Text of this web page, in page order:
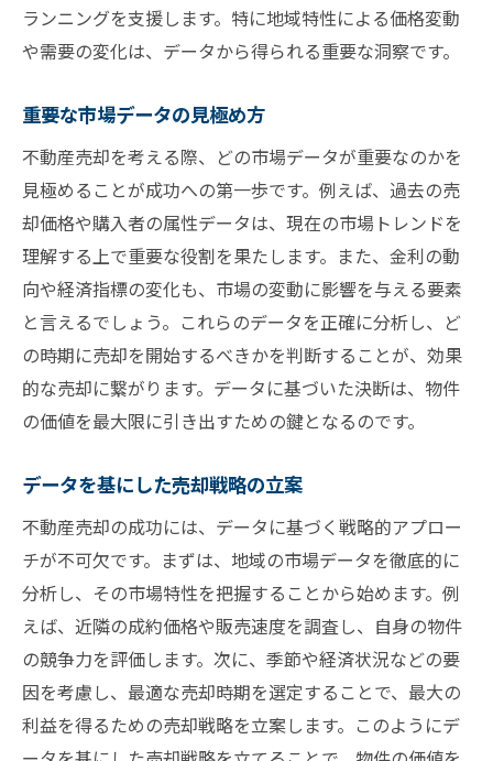
ランニングを支援します。特に地域特性による価格変動
や需要の変化は、データから得られる重要な洞察です。
重要な市場データの見極め方
不動産売却を考える際、どの市場データが重要なのかを
見極めることが成功への第一歩です。例えば、過去の売
却価格や購入者の属性データは、現在の市場トレンドを
理解する上で重要な役割を果たします。また、金利の動
向や経済指標の変化も、市場の変動に影響を与える要素
と言えるでしょう。これらのデータを正確に分析し、ど
の時期に売却を開始するべきかを判断することが、効果
的な売却に繋がります。データに基づいた決断は、物件
の価値を最大限に引き出すための鍵となるのです。
データを基にした売却戦略の立案
不動産売却の成功には、データに基づく戦略的アプロー
チが不可欠です。まずは、地域の市場データを徹底的に
分析し、その市場特性を把握することから始めます。例
えば、近隣の成約価格や販売速度を調査し、自身の物件
の競争力を評価します。次に、季節や経済状況などの要
因を考慮し、最適な売却時期を選定することで、最大の
利益を得るための売却戦略を立案します。このようにデ